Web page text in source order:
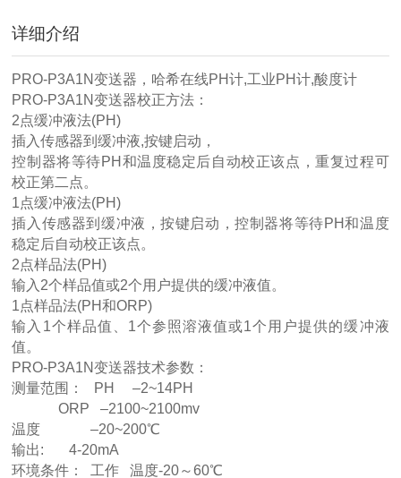
详细介绍
PRO-P3A1N变送器，哈希在线PH计,工业PH计,酸度计
PRO-P3A1N变送器校正方法：
2点缓冲液法(PH)
插入传感器到缓冲液,按键启动，
控制器将等待PH和温度稳定后自动校正该点，重复过程可
校正第二点。
1点缓冲液法(PH)
插入传感器到缓冲液，按键启动，控制器将等待PH和温度
稳定后自动校正该点。
2点样品法(PH)
输入2个样品值或2个用户提供的缓冲液值。
1点样品法(PH和ORP)
输入1个样品值、1个参照溶液值或1个用户提供的缓冲液
值。
PRO-P3A1N变送器技术参数：
测量范围： PH –2~14PH
ORP –2100~2100mv
温度 –20~200℃
输出: 4-20mA
环境条件： 工作 温度-20～60℃